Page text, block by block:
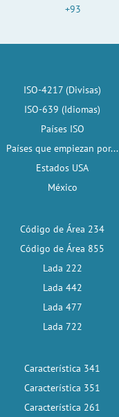
+93
ISO-4217 (Divisas)
ISO-639 (Idiomas)
Países ISO
Países que empiezan por...
Estados USA
México
Código de Área 234
Código de Área 855
Lada 222
Lada 442
Lada 477
Lada 722
Característica 341
Característica 351
Característica 261